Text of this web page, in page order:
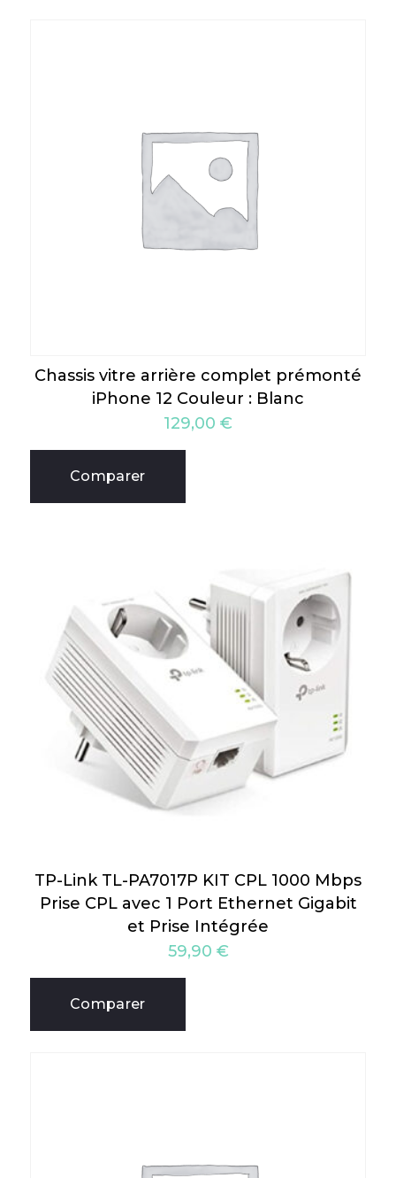
Chassis vitre arrière complet prémonté
iPhone 12 Couleur : Blanc
129,00 €
Comparer
TP-Link TL-PA7017P KIT CPL 1000 Mbps
Prise CPL avec 1 Port Ethernet Gigabit
et Prise Intégrée
59,90 €
Comparer